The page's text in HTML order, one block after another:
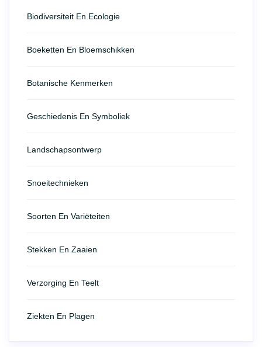
Biodiversiteit En Ecologie
Boeketten En Bloemschikken
Botanische Kenmerken
Geschiedenis En Symboliek
Landschapsontwerp
Snoeitechnieken
Soorten En Variëteiten
Stekken En Zaaien
Verzorging En Teelt
Ziekten En Plagen